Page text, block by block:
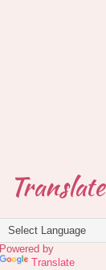
Translate
Powered by
Translate